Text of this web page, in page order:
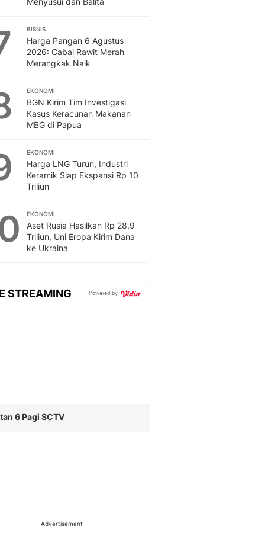
BISNIS
Harga Pangan 6 Agustus
2026: Cabai Rawit Merah
Merangkak Naik
EKONOMI
BGN Kirim Tim Investigasi
Kasus Keracunan Makanan
MBG di Papua
EKONOMI
Harga LNG Turun, Industri
Keramik Siap Ekspansi Rp 10
Triliun
EKONOMI
Aset Rusia Hasilkan Rp 28,9
Triliun, Uni Eropa Kirim Dana
ke Ukraina
STREAMING Powered by
6 Pagi SCTV
Advertisement